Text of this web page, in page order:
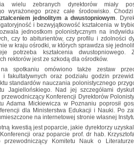
wielu zebranych dyrektorów miały
wyrażonego przez całe środowisko.
jednolitym a dwustopniowym.
i bezwyjątkowość kształcenia w
jednostkom polonistycznym na
czy to abiturientów, czy profilu i zdolności
w kraju ośrodki, w których sprawdza się
potrzeba kształcenia
rektorów jest ze szkodą dla ośrodków.
spotkaniu omówiono także zestaw
i fakultatywnych oraz podziału godzin
standardów nauczania polonistycznego
Jagiellońskiego. Nad jej szczegółami
Konferencji Dyrektorów
Adama Mickiewicza w Poznaniu poprosił
dla Ministerstwa Edukacji i Nauki. Po
na internetowej stronie własnej
kwestią jest poparcie, jakie dyrektorzy
oraz poparcie prof. dr hab.
przewodniczący Komitetu Nauk o